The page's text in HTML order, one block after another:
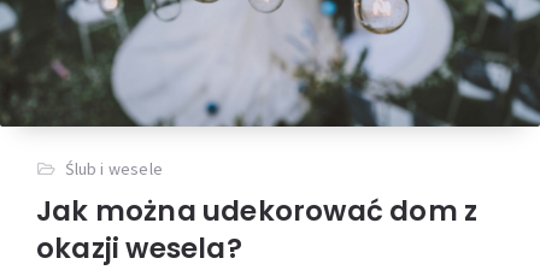
Ślub i wesele
Jak można udekorować dom z
okazji wesela?